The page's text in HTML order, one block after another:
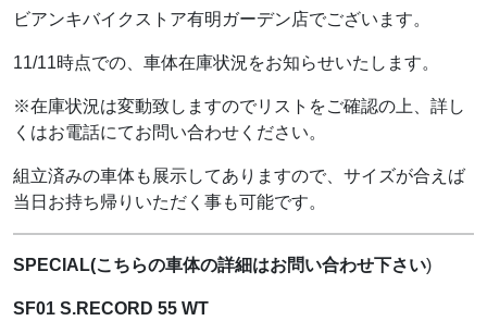
ビアンキバイクストア有明ガーデン店でございます。
11/11時点での、車体在庫状況をお知らせいたします。
※在庫状況は変動致しますのでリストをご確認の上、詳し
くはお電話にてお問い合わせください。
組立済みの車体も展示してありますので、サイズが合えば
当日お持ち帰りいただく事も可能です。
SPECIAL(こちらの車体の詳細はお問い合わせ下さい)
SF01 S.RECORD 55 WT